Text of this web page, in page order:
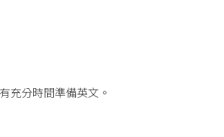
充分時間準備英文。